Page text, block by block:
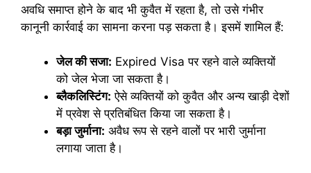
अवधि समाप्त होने के बाद भी कुवैत में रहता है, तो उसे गंभीर
कानूनी कार्रवाई का सामना करना पड़ सकता है। इसमें शामिल हैं:
जेल की सजा: Expired Visa पर रहने वाले व्यक्तियों
को जेल भेजा जा सकता है।
ब्लैकलिस्टिंग: ऐसे व्यक्तियों को कुवैत और अन्य खाड़ी देशों
में प्रवेश से प्रतिबंधित किया जा सकता है।
बड़ा जुर्माना: अवैध रूप से रहने वालों पर भारी जुर्माना
लगाया जाता है।